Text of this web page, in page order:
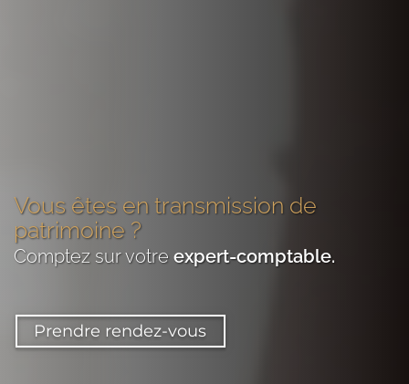
Vous êtes en transmission de
patrimoine ?
Comptez sur votre expert-comptable.
Prendre rendez-vous